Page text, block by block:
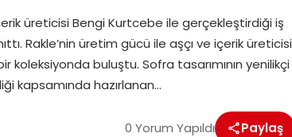
üreticisi Bengi Kurtcebe ile gerçekleştirdiği iş
Rakle’nin üretim gücü ile aşçı ve içerik üreticisi
koleksiyonda buluştu. Sofra tasarımının yenilikçi
kapsamında hazırlanan…
0 Yorum Yapıldı Paylaş